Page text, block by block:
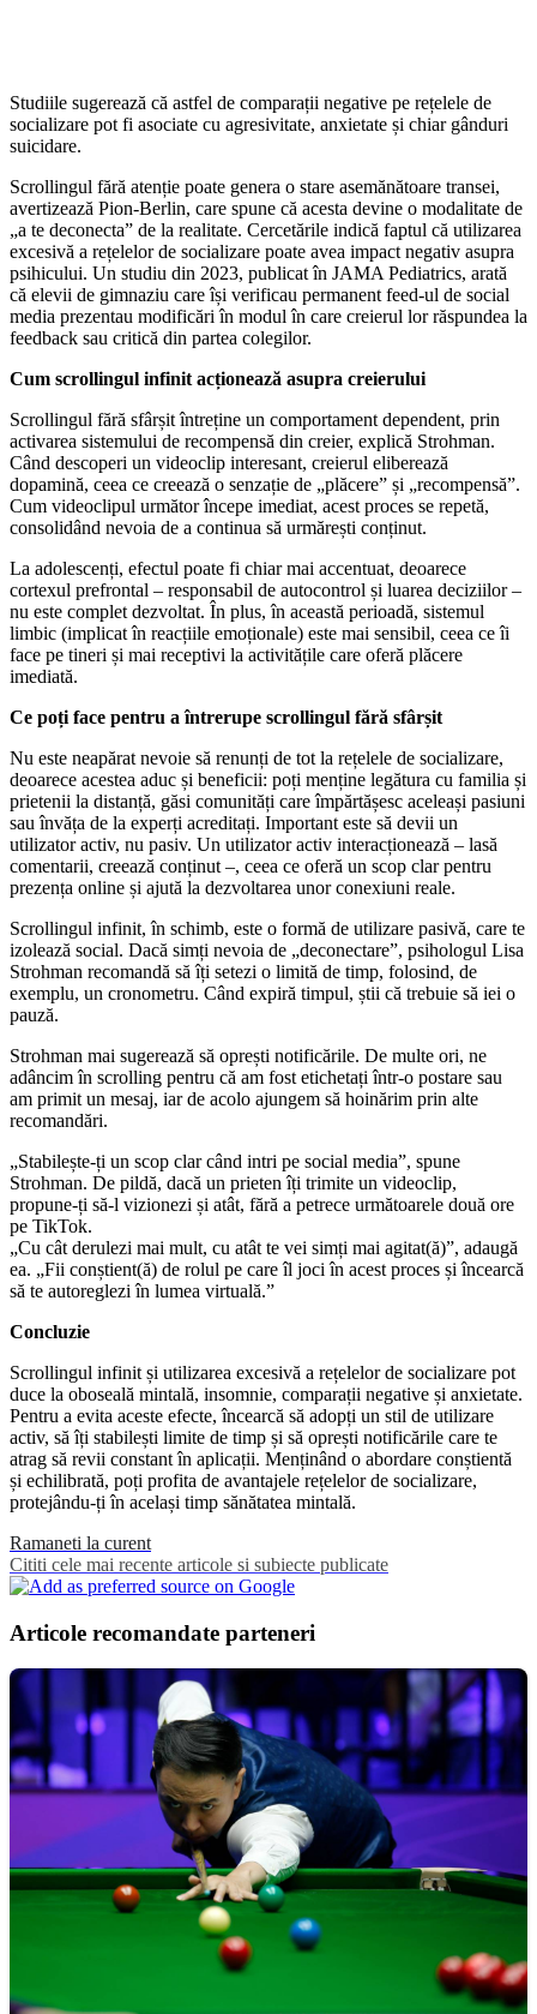
Studiile sugerează că astfel de comparații negative pe rețelele de
socializare pot fi asociate cu agresivitate, anxietate și chiar gânduri
suicidare.
Scrollingul fără atenție poate genera o stare asemănătoare transei,
avertizează Pion-Berlin, care spune că acesta devine o modalitate de
„a te deconecta” de la realitate. Cercetările indică faptul că utilizarea
excesivă a rețelelor de socializare poate avea impact negativ asupra
psihicului. Un studiu din 2023, publicat în JAMA Pediatrics, arată
că elevii de gimnaziu care își verificau permanent feed-ul de social
media prezentau modificări în modul în care creierul lor răspundea la
feedback sau critică din partea colegilor.
Cum scrollingul infinit acționează asupra creierului
Scrollingul fără sfârșit întreține un comportament dependent, prin
activarea sistemului de recompensă din creier, explică Strohman.
Când descoperi un videoclip interesant, creierul eliberează
dopamină, ceea ce creează o senzație de „plăcere” și „recompensă”.
Cum videoclipul următor începe imediat, acest proces se repetă,
consolidând nevoia de a continua să urmărești conținut.
La adolescenți, efectul poate fi chiar mai accentuat, deoarece
cortexul prefrontal – responsabil de autocontrol și luarea deciziilor –
nu este complet dezvoltat. În plus, în această perioadă, sistemul
limbic (implicat în reacțiile emoționale) este mai sensibil, ceea ce îi
face pe tineri și mai receptivi la activitățile care oferă plăcere
imediată.
Ce poți face pentru a întrerupe scrollingul fără sfârșit
Nu este neapărat nevoie să renunți de tot la rețelele de socializare,
deoarece acestea aduc și beneficii: poți menține legătura cu familia și
prietenii la distanță, găsi comunități care împărtășesc aceleași pasiuni
sau învăța de la experți acreditați. Important este să devii un
utilizator activ, nu pasiv. Un utilizator activ interacționează – lasă
comentarii, creează conținut –, ceea ce oferă un scop clar pentru
prezența online și ajută la dezvoltarea unor conexiuni reale.
Scrollingul infinit, în schimb, este o formă de utilizare pasivă, care te
izolează social. Dacă simți nevoia de „deconectare”, psihologul Lisa
Strohman recomandă să îți setezi o limită de timp, folosind, de
exemplu, un cronometru. Când expiră timpul, știi că trebuie să iei o
pauză.
Strohman mai sugerează să oprești notificările. De multe ori, ne
adâncim în scrolling pentru că am fost etichetați într-o postare sau
am primit un mesaj, iar de acolo ajungem să hoinărim prin alte
recomandări.
„Stabilește-ți un scop clar când intri pe social media”, spune
Strohman. De pildă, dacă un prieten îți trimite un videoclip,
propune-ți să-l vizionezi și atât, fără a petrece următoarele două ore
pe TikTok.
„Cu cât derulezi mai mult, cu atât te vei simți mai agitat(ă)”, adaugă
ea. „Fii conștient(ă) de rolul pe care îl joci în acest proces și încearcă
să te autoreglezi în lumea virtuală.”
Concluzie
Scrollingul infinit și utilizarea excesivă a rețelelor de socializare pot
duce la oboseală mintală, insomnie, comparații negative și anxietate.
Pentru a evita aceste efecte, încearcă să adopți un stil de utilizare
activ, să îți stabilești limite de timp și să oprești notificările care te
atrag să revii constant în aplicații. Menținând o abordare conștientă
și echilibrată, poți profita de avantajele rețelelor de socializare,
protejându-ți în același timp sănătatea mintală.
Ramaneti la curent
Cititi cele mai recente articole si subiecte publicate
Articole recomandate parteneri